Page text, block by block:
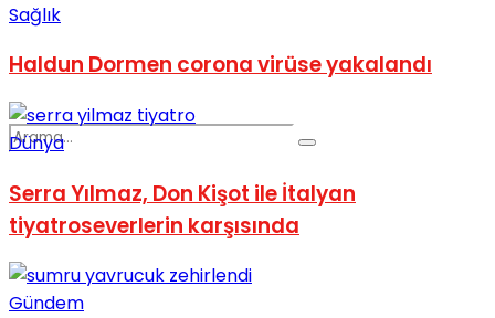
No Result
Sağlık
Haldun Dormen corona virüse yakalandı
Dünya
Serra Yılmaz, Don Kişot ile İtalyan
tiyatroseverlerin karşısında
Gündem